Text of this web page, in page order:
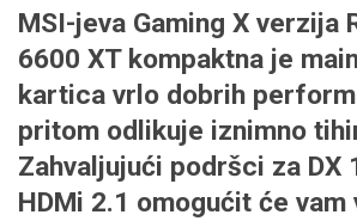
MSI-jeva Gaming X verzija
6600 XT kompaktna je
kartica vrlo dobrih
pritom odlikuje iznimno
Zahvaljujući podršci za DX
HDMi 2.1 omogućit će vam